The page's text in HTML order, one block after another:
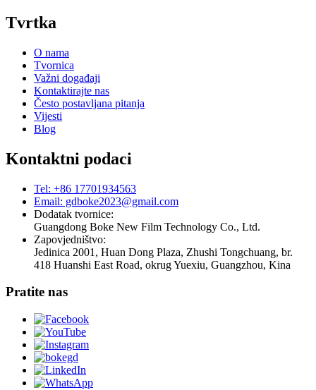
Tvrtka
O nama
Tvornica
Važni događaji
Kontaktirajte nas
Često postavljana pitanja
Vijesti
Blog
Kontaktni podaci
Tel: +86 17701934563
Email: gdboke2023@gmail.com
Dodatak tvornice:
Guangdong Boke New Film Technology Co., Ltd.
Zapovjedništvo:
Jedinica 2001, Huan Dong Plaza, Zhushi Tongchuang, br.
418 Huanshi East Road, okrug Yuexiu, Guangzhou, Kina
Pratite nas